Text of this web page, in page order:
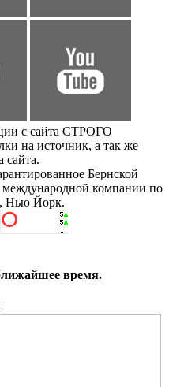
с сайта СТРОГО
на источник, а так же
сайта.
Бернской
международной компании по
Нью Йорк.
время.